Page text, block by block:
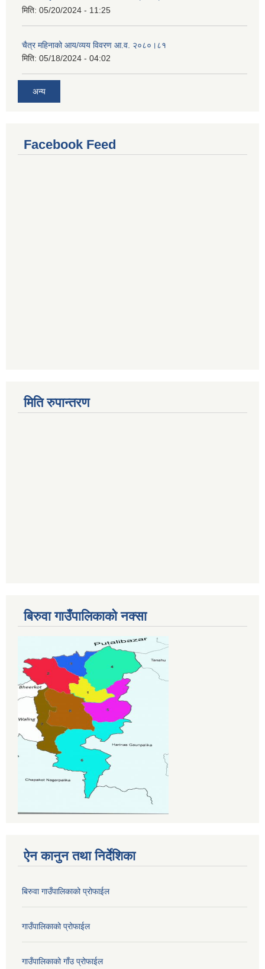
मिति: 05/20/2024 - 11:25
चैत्र महिनाको आय/व्यय विवरण आ.व. २०८०।८१
मिति: 05/18/2024 - 04:02
अन्य
Facebook Feed
मिति रुपान्तरण
बिरुवा गाउँपालिकाको नक्सा
ऐन कानुन तथा निर्देशिका
बिरुवा गाउँपालिकाको प्रोफाईल
गाउँपालिकाको प्रोफाईल
गाउँपालिकाको गाँउ प्रोफाईल